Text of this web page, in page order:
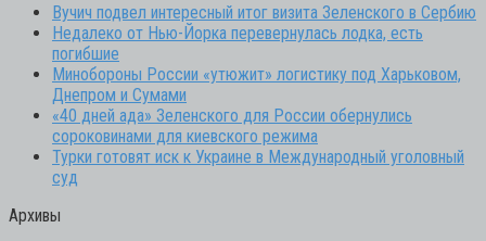
Вучич подвел интересный итог визита Зеленского в Сербию
Недалеко от Нью-Йорка перевернулась лодка, есть
погибшие
Минобороны России «утюжит» логистику под Харьковом,
Днепром и Сумами
«40 дней ада» Зеленского для России обернулись
сороковинами для киевского режима
Турки готовят иск к Украине в Международный уголовный
суд
Архивы